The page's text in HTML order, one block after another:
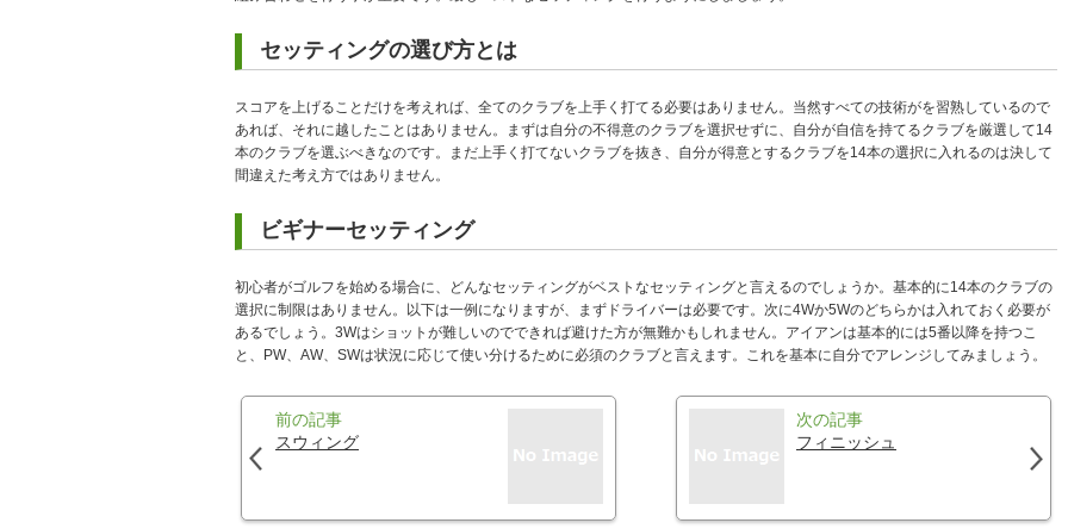
セッティングの選び方とは
スコアを上げることだけを考えれば、全てのクラブを上手く打てる必要はありません。当然すべての技術がを習熟しているので
あれば、それに越したことはありません。まずは自分の不得意のクラブを選択せずに、自分が自信を持てるクラブを厳選して14
本のクラブを選ぶべきなのです。まだ上手く打てないクラブを抜き、自分が得意とするクラブを14本の選択に入れるのは決して
間違えた考え方ではありません。
ビギナーセッティング
初心者がゴルフを始める場合に、どんなセッティングがベストなセッティングと言えるのでしょうか。基本的に14本のクラブの
選択に制限はありません。以下は一例になりますが、まずドライバーは必要です。次に4Wか5Wのどちらかは入れておく必要が
あるでしょう。3Wはショットが難しいのでできれば避けた方が無難かもしれません。アイアンは基本的には5番以降を持つこ
と、PW、AW、SWは状況に応じて使い分けるために必須のクラブと言えます。これを基本に自分でアレンジしてみましょう。
前の記事
スウィング
次の記事
フィニッシュ